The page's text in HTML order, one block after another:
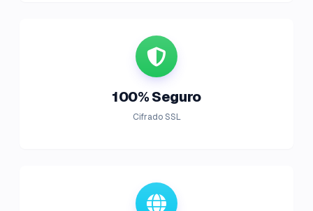
100% Seguro
Cifrado SSL